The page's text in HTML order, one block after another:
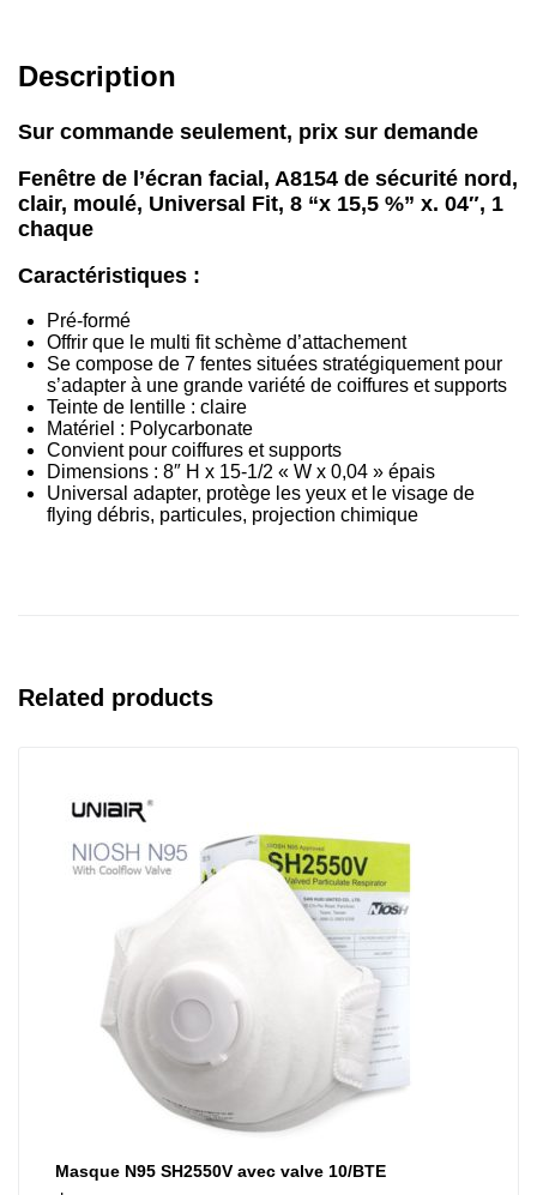
Description
Sur commande seulement, prix sur demande
Fenêtre de l’écran facial, A8154 de sécurité nord,
clair, moulé, Universal Fit, 8 “x 15,5 %” x. 04″, 1
chaque
Caractéristiques :
Pré-formé
Offrir que le multi fit schème d’attachement
Se compose de 7 fentes situées stratégiquement pour
s’adapter à une grande variété de coiffures et supports
Teinte de lentille : claire
Matériel : Polycarbonate
Convient pour coiffures et supports
Dimensions : 8″ H x 15-1/2 « W x 0,04 » épais
Universal adapter, protège les yeux et le visage de
flying débris, particules, projection chimique
Related products
Masque N95 SH2550V avec valve 10/BTE